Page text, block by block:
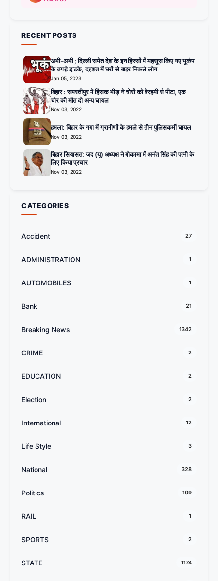
RECENT POSTS
अभी-अभी ; दिल्ली समेत देश के इन हिस्सों में महसूस किए गए भूकंप
के तगड़े झटके, दहशत में घरों से बाहर निकले लोग
Jan 05, 2023
बिहार : समस्तीपुर में हिंसक भीड़ ने चोरों को बेरहमी से पीटा, एक
चोर की मौत दो अन्य घायल
Nov 03, 2022
हमला: बिहार के गया में ग्रामीणों के हमले से तीन पुलिसकर्मी घायल
Nov 03, 2022
बिहार सियासत: जद (यू) अध्यक्ष ने मोकामा में अनंत सिंह की पत्नी के
लिए किया प्रचार
Nov 03, 2022
CATEGORIES
Accident 27
ADMINISTRATION 1
AUTOMOBILES 1
Bank 21
Breaking News 1342
CRIME 2
EDUCATION 2
Election 2
International 12
Life Style 3
National 328
Politics 109
RAIL 1
SPORTS 2
STATE 1174